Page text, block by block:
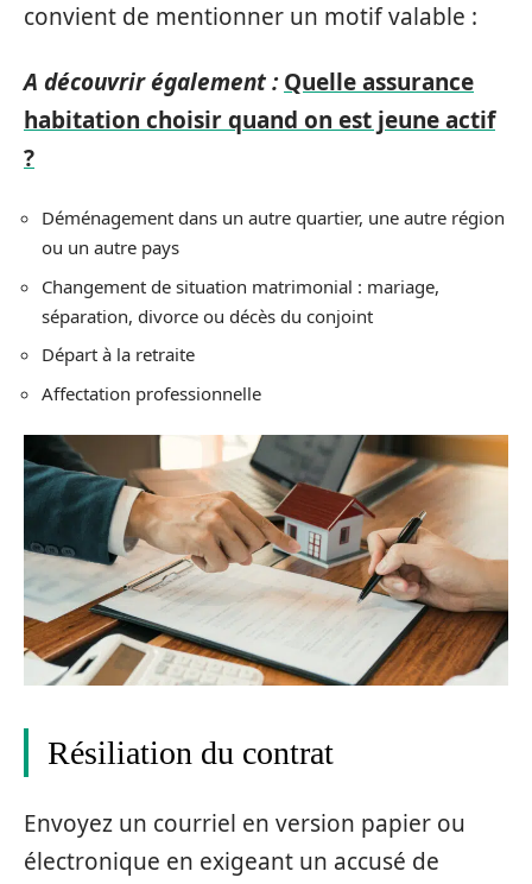
convient de mentionner un motif valable :
A découvrir également : Quelle assurance
habitation choisir quand on est jeune actif
?
Déménagement dans un autre quartier, une autre région
ou un autre pays
Changement de situation matrimonial : mariage,
séparation, divorce ou décès du conjoint
Départ à la retraite
Affectation professionnelle
Résiliation du contrat
Envoyez un courriel en version papier ou
électronique en exigeant un accusé de